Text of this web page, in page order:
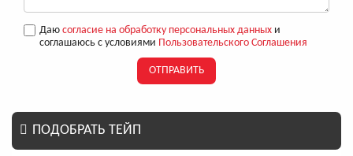
Даю согласие на обработку персональных данных и
соглашаюсь с условиями Пользовательского Соглашения
ОТПРАВИТЬ
ПОДОБРАТЬ ТЕЙП